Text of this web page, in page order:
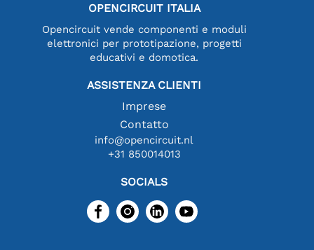
OPENCIRCUIT ITALIA
Opencircuit vende componenti e moduli
elettronici per prototipazione, progetti
educativi e domotica.
ASSISTENZA CLIENTI
Imprese
Contatto
info@opencircuit.nl
+31 850014013
SOCIALS